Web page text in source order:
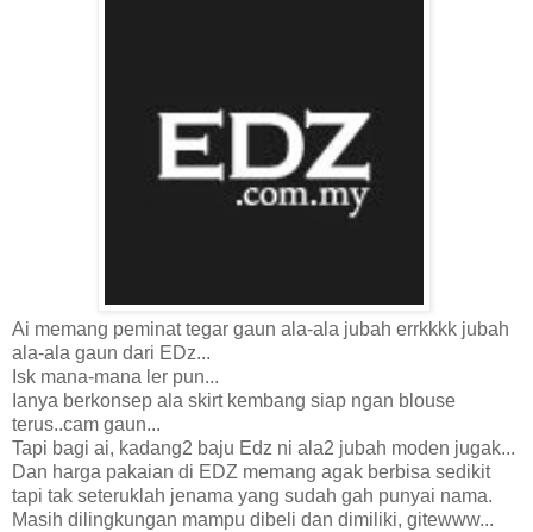
Ai memang peminat tegar gaun ala-ala jubah errkkkk jubah
ala-ala gaun dari EDz...
Isk mana-mana ler pun...
Ianya berkonsep ala skirt kembang siap ngan blouse
terus..cam gaun...
Tapi bagi ai, kadang2 baju Edz ni ala2 jubah moden jugak...
Dan harga pakaian di EDZ memang agak berbisa sedikit
tapi tak seteruklah jenama yang sudah gah punyai nama.
Masih dilingkungan mampu dibeli dan dimiliki, gitewww...